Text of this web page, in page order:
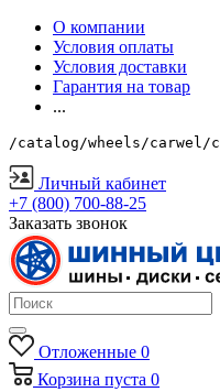
О компании
Условия оплаты
Условия доставки
Гарантия на товар
...
/catalog/wheels/
Личный кабинет
+7 (800) 700-88-25
Заказать звонок
Отложенные 0
Корзина пуста 0